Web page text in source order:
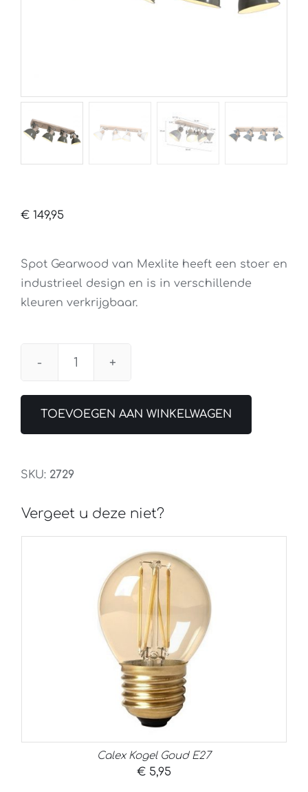
€ 149,95
Spot Gearwood van Mexlite heeft een stoer en
industrieel design en is in verschillende
kleuren verkrijgbaar.
Plafondspot
Gearwood
TOEVOEGEN AAN WINKELWAGEN
SKU: 2729
Vergeet u deze niet?
Calex Kogel Goud E27
€ 5,95